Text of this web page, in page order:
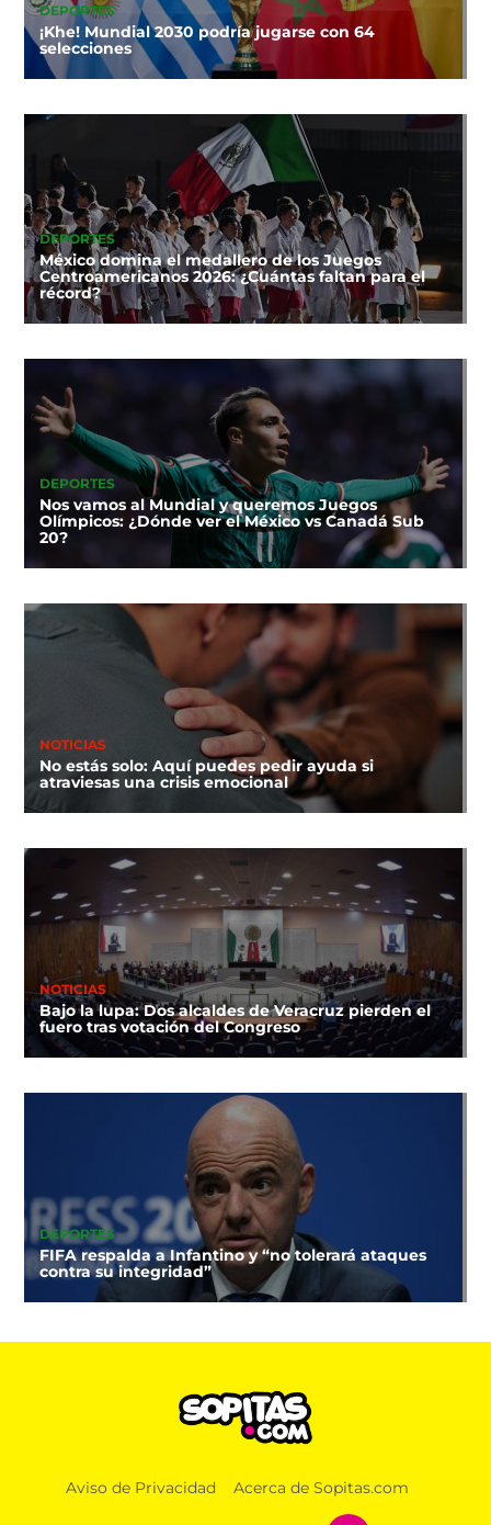
DEPORTES
¡Khe! Mundial 2030 podría jugarse con 64
selecciones
DEPORTES
México domina el medallero de los Juegos
Centroamericanos 2026: ¿Cuántas faltan para el
récord?
DEPORTES
Nos vamos al Mundial y queremos Juegos
Olímpicos: ¿Dónde ver el México vs Canadá Sub
20?
NOTICIAS
No estás solo: Aquí puedes pedir ayuda si
atraviesas una crisis emocional
NOTICIAS
Bajo la lupa: Dos alcaldes de Veracruz pierden el
fuero tras votación del Congreso
DEPORTES
FIFA respalda a Infantino y “no tolerará ataques
contra su integridad”
Aviso de Privacidad Acerca de Sopitas.com